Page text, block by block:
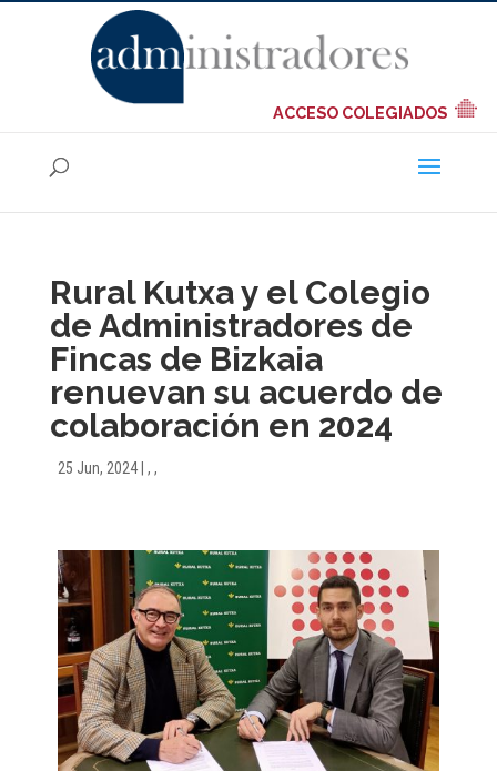
ACCESO COLEGIADOS
Rural Kutxa y el Colegio
de Administradores de
Fincas de Bizkaia
renuevan su acuerdo de
colaboración en 2024
25 Jun, 2024| , ,